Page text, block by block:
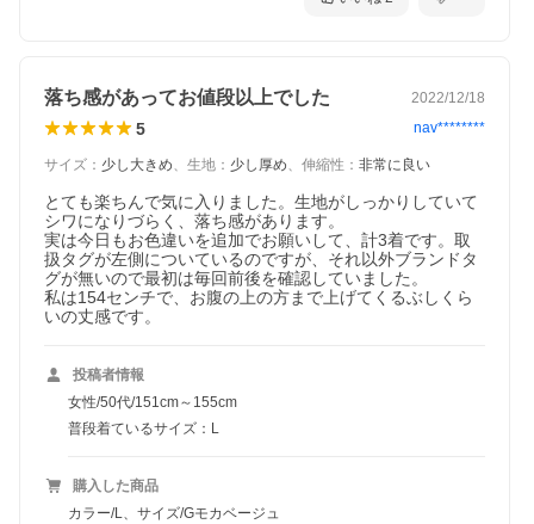
落ち感があってお値段以上でした 2022/12/18
5 nav********
サイズ ： 少し大きめ、 生地 ： 少し厚め、 伸縮性 ： 非常に良い
とても楽ちんで気に入りました。生地がしっかりしていて
シワになりづらく、落ち感があります。
実は今日もお色違いを追加でお願いして、計3着です。取
扱タグが左側についているのですが、それ以外ブランドタ
グが無いので最初は毎回前後を確認していました。
私は154センチで、お腹の上の方まで上げてくるぶしくら
いの丈感です。
投稿者情報
女性/50代/151cm～155cm
普段着ているサイズ：L
購入した商品
カラー/L、サイズ/Gモカベージュ